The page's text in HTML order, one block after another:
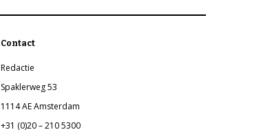
Contact
Redactie
Spaklerweg 53
1114 AE Amsterdam
+31 (0)20 – 210 5300